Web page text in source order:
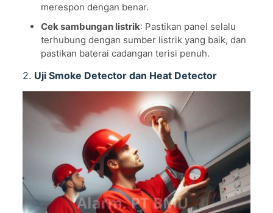
merespon dengan benar.
Cek sambungan listrik: Pastikan panel selalu
terhubung dengan sumber listrik yang baik, dan
pastikan baterai cadangan terisi penuh.
2. Uji Smoke Detector dan Heat Detector